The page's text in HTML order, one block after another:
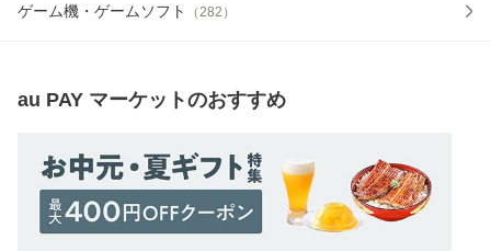
ゲーム機・ゲームソフト （282 ）
au PAY マーケットのおすすめ